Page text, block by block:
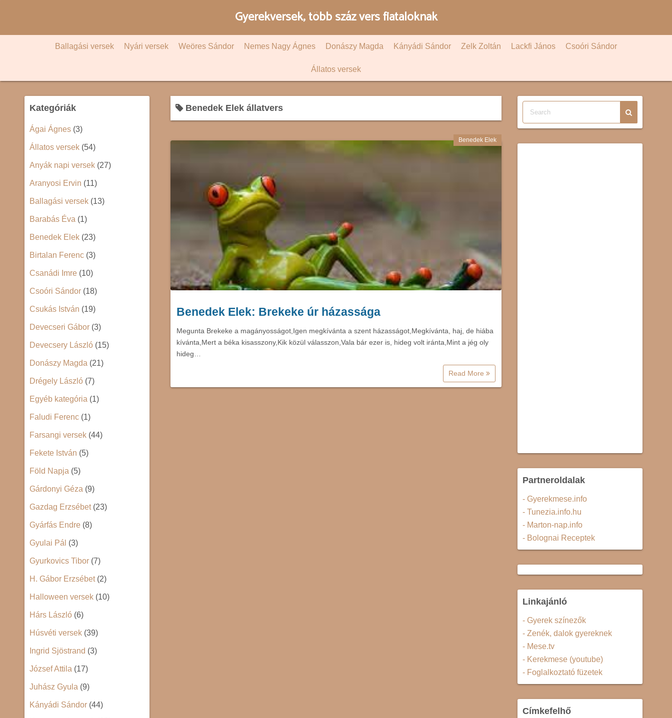
c
Gyerekversek, több száz vers fiataloknak
Ballagási versek Nyári versek Weöres Sándor Nemes Nagy Ágnes Donászy Magda Kányádi Sándor Zelk Zoltán Lackfi János Csoóri Sándor
Állatos versek
Benedek Elek állatvers
Benedek Elek
Benedek Elek: Brekeke úr házassága
Megunta Brekeke a magányosságot,Igen megkívánta a szent házasságot,Megkívánta, haj, de hiába
kívánta,Mert a béka kisasszony,Kik közül válasszon,Vala bár ezer is, hideg volt iránta,Mint a jég oly
hideg…
Read More
Kategóriák
Ágai Ágnes (3)
Állatos versek (54)
Anyák napi versek (27)
Aranyosi Ervin (11)
Ballagási versek (13)
Barabás Éva (1)
Benedek Elek (23)
Birtalan Ferenc (3)
Csanádi Imre (10)
Csoóri Sándor (18)
Csukás István (19)
Devecseri Gábor (3)
Devecsery László (15)
Donászy Magda (21)
Drégely László (7)
Egyéb kategória (1)
Faludi Ferenc (1)
Farsangi versek (44)
Fekete István (5)
Föld Napja (5)
Gárdonyi Géza (9)
Gazdag Erzsébet(23)
Gyárfás Endre (8)
Gyulai Pál (3)
Gyurkovics Tibor (7)
H. Gábor Erzsébet(2)
Halloween versek (10)
Hárs László (6)
Húsvéti versek (39)
Ingrid Sjöstrand (3)
József Attila (17)
Juhász Gyula (9)
Kányádi Sándor (44)
Partneroldalak
- Gyerekmese.info
- Tunezia.info.hu
- Marton-nap.info
- Bolognai Receptek
Linkajánló
- Gyerek színezők
- Zenék, dalok gyereknek
- Mese.tv
- Kerekmese (youtube)
- Foglalkoztató füzetek
Címkefelhő